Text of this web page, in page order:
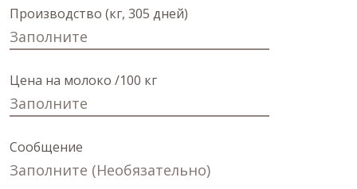
Производство (кг, 305 дней)
Цена на молоко /100 кг
Сообщение